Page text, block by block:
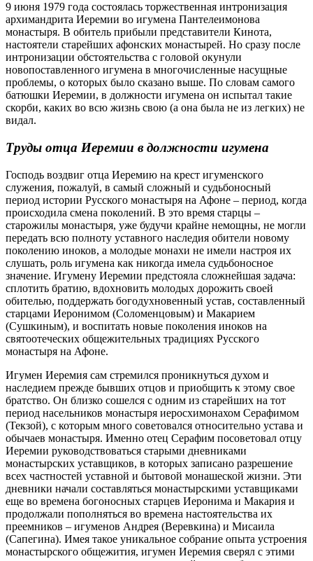
9 июня 1979 года состоялась торжественная интронизация
архимандрита Иеремии во игумена Пантелеимонова
монастыря. В обитель прибыли представители Кинота,
настоятели старейших афонских монастырей. Но сразу после
интронизации обстоятельства с головой окунули
новопоставленного игумена в многочисленные насущные
проблемы, о которых было сказано выше. По словам самого
батюшки Иеремии, в должности игумена он испытал такие
скорби, каких во всю жизнь свою (а она была не из легких) не
видал.
Труды отца Иеремии в должности игумена
Господь воздвиг отца Иеремию на крест игуменского
служения, пожалуй, в самый сложный и судьбоносный
период истории Русского монастыря на Афоне – период, когда
происходила смена поколений. В это время старцы –
старожилы монастыря, уже будучи крайне немощны, не могли
передать всю полноту уставного наследия обители новому
поколению иноков, а молодые монахи не имели настроя их
слушать, роль игумена как никогда имела судьбоносное
значение. Игумену Иеремии предстояла сложнейшая задача:
сплотить братию, вдохновить молодых дорожить своей
обителью, поддержать богодухновенный устав, составленный
старцами Иеронимом (Соломенцовым) и Макарием
(Сушкиным), и воспитать новые поколения иноков на
святоотеческих общежительных традициях Русского
монастыря на Афоне.
Игумен Иеремия сам стремился проникнуться духом и
наследием прежде бывших отцов и приобщить к этому свое
братство. Он близко сошелся с одним из старейших на тот
период насельников монастыря иеросхимонахом Серафимом
(Текзой), с которым много советовался относительно устава и
обычаев монастыря. Именно отец Серафим посоветовал отцу
Иеремии руководствоваться старыми дневниками
монастырских уставщиков, в которых записано разрешение
всех частностей уставной и бытовой монашеской жизни. Эти
дневники начали составляться монастырскими уставщиками
еще во времена богоносных старцев Иеронима и Макария и
продолжали пополняться во времена настоятельства их
преемников – игуменов Андрея (Веревкина) и Мисаила
(Сапегина). Имея такое уникальное собрание опыта устроения
монастырского общежития, игумен Иеремия сверял с этими